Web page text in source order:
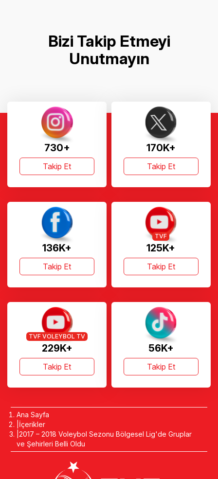
Bizi Takip Etmeyi
Unutmayın
730+
Takip Et
170K+
Takip Et
136K+
Takip Et
125K+
TVF
Takip Et
229K+
TVF VOLEYBOL TV
Takip Et
56K+
Takip Et
Ana Sayfa
İçerikler
2017 – 2018 Voleybol Sezonu Bölgesel Lig'de Gruplar
ve Şehirleri Belli Oldu